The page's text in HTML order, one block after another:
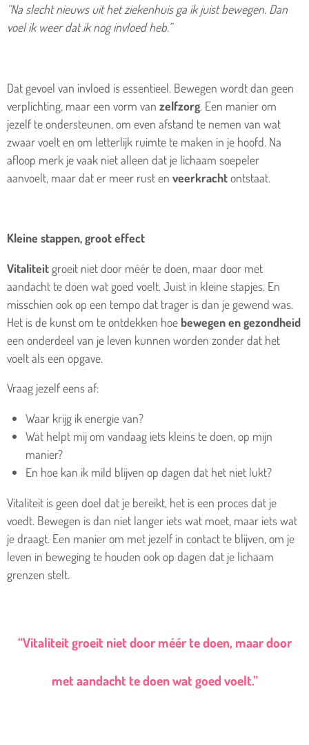
“Na slecht nieuws uit het ziekenhuis ga ik juist bewegen. Dan
voel ik weer dat ik nog invloed heb.”
Dat gevoel van invloed is essentieel. Bewegen wordt dan geen
verplichting, maar een vorm van zelfzorg. Een manier om
jezelf te ondersteunen, om even afstand te nemen van wat
zwaar voelt en om letterlijk ruimte te maken in je hoofd. Na
afloop merk je vaak niet alleen dat je lichaam soepeler
aanvoelt, maar dat er meer rust en veerkrachtontstaat.
Kleine stappen, groot effect
Vitaliteit groeit niet door méér te doen, maar door met
aandacht te doen wat goed voelt. Juist in kleine stapjes. En
misschien ook op een tempo dat trager is dan je gewend was.
Het is de kunst om te ontdekken hoe bewegen en gezondheid
een onderdeel van je leven kunnen worden zonder dat het
voelt als een opgave.
Vraag jezelf eens af:
Waar krijg ik energie van?
Wat helpt mij om vandaag iets kleins te doen, op mijn
manier?
En hoe kan ik mild blijven op dagen dat het niet lukt?
Vitaliteit is geen doel dat je bereikt, het is een proces dat je
voedt. Bewegen is dan niet langer iets wat moet, maar iets wat
je draagt. Een manier om met jezelf in contact te blijven, om je
leven in beweging te houden ook op dagen dat je lichaam
grenzen stelt.
“Vitaliteit groeit niet door méér te doen, maar door
met aandacht te doen wat goed voelt.”